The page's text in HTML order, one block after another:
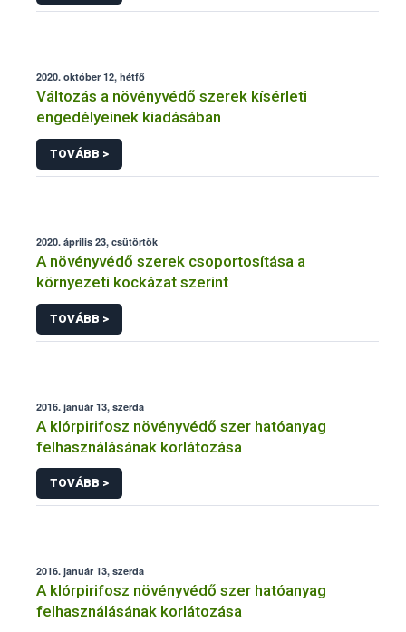
2020. október 12, hétfő
Változás a növényvédő szerek kísérleti
engedélyeinek kiadásában
TOVÁBB >
2020. április 23, csütörtök
A növényvédő szerek csoportosítása a
környezeti kockázat szerint
TOVÁBB >
2016. január 13, szerda
A klórpirifosz növényvédő szer hatóanyag
felhasználásának korlátozása
TOVÁBB >
2016. január 13, szerda
A klórpirifosz növényvédő szer hatóanyag
felhasználásának korlátozása